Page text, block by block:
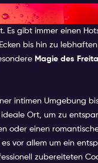
FÜR
Es gibt immer einen
bis hin zu lebhaften
Magie des
intimen Umgebung
Ort, um zu
oder einen
vor allem um ein
zubereiteten